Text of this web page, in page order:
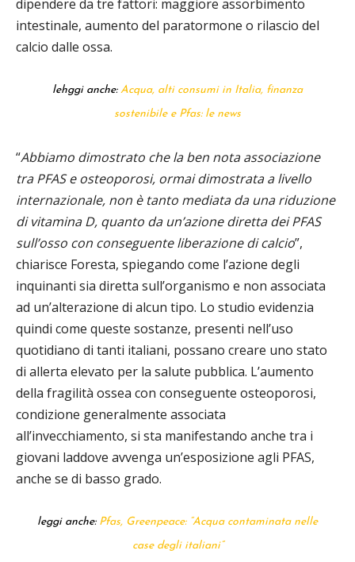
dipendere da tre fattori: maggiore assorbimento
intestinale, aumento del paratormone o rilascio del
calcio dalle ossa.
lehggi anche: Acqua, alti consumi in Italia, finanza
sostenibile e Pfas: le news
“Abbiamo dimostrato che la ben nota associazione
tra PFAS e osteoporosi, ormai dimostrata a livello
internazionale, non è tanto mediata da una riduzione
di vitamina D, quanto da un’azione diretta dei PFAS
sull’osso con conseguente liberazione di calcio”,
chiarisce Foresta, spiegando come l’azione degli
inquinanti sia diretta sull’organismo e non associata
ad un’alterazione di alcun tipo. Lo studio evidenzia
quindi come queste sostanze, presenti nell’uso
quotidiano di tanti italiani, possano creare uno stato
di allerta elevato per la salute pubblica. L’aumento
della fragilità ossea con conseguente osteoporosi,
condizione generalmente associata
all’invecchiamento, si sta manifestando anche tra i
giovani laddove avvenga un’esposizione agli PFAS,
anche se di basso grado.
leggi anche: Pfas, Greenpeace: “Acqua contaminata nelle
case degli italiani”